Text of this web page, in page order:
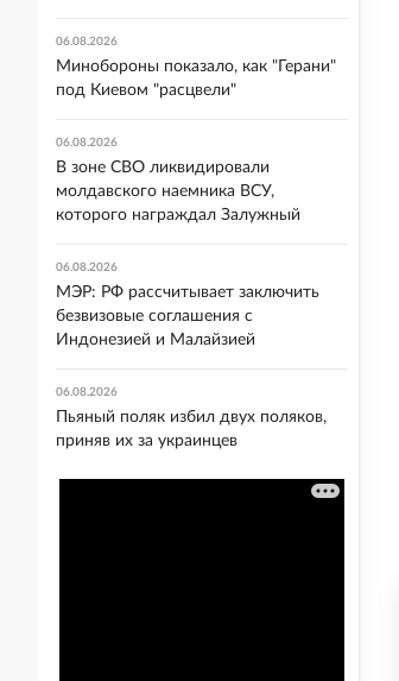
06.08.2026
Минобороны показало, как "Герани"
под Киевом "расцвели"
06.08.2026
В зоне СВО ликвидировали
молдавского наемника ВСУ,
которого награждал Залужный
06.08.2026
МЭР: РФ рассчитывает заключить
безвизовые соглашения с
Индонезией и Малайзией
06.08.2026
Пьяный поляк избил двух поляков,
приняв их за украинцев